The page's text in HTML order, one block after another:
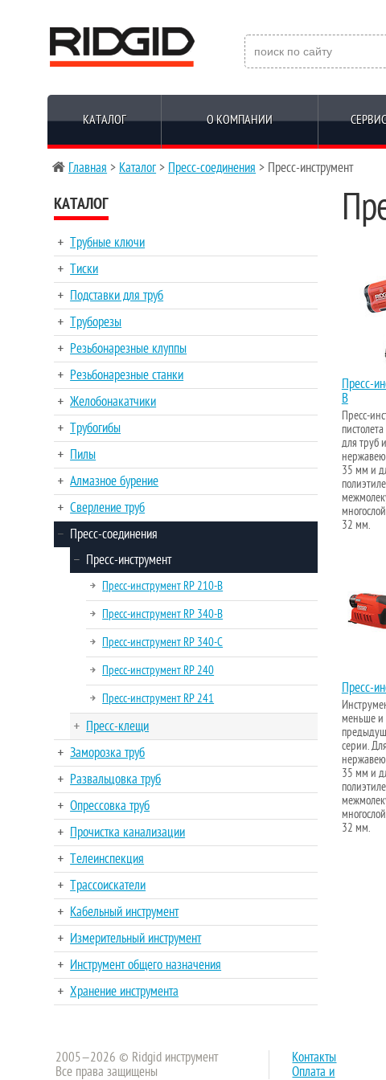
КАТАЛОГ О КОМПАНИИ СЕРВИС
Главная > Каталог > Пресс-соединения > Пресс-инструмент
КАТАЛОГ
Трубные ключи
Тиски
Подставки для труб
Труборезы
Резьбонарезные клуппы
Резьбонарезные станки
Желобонакатчики
Трубогибы
Пилы
Алмазное бурение
Сверление труб
Пресс-соединения
Пресс-инструмент
Пресс-инструмент RP 210-B
Пресс-инструмент RP 340-B
Пресс-инструмент RP 340-C
Пресс-инструмент RP 240
Пресс-инструмент RP 241
Пресс-клещи
Заморозка труб
Развальцовка труб
Опрессовка труб
Прочистка канализации
Телеинспекция
Трассоискатели
Кабельный инструмент
Измерительный инструмент
Инструмент общего назначения
Хранение инструмента
Пресс-
B
Пресс-
для труб
35 мм и
32 мм.
Пресс-
меньше и
серии.
35 мм и
32 мм.
2005—2026 © Ridgid инструмент
Все права защищены
Контакты
Оплата и